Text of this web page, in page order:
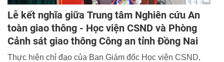
Lễ kết nghĩa giữa Trung tâm Nghiên cứu An
toàn giao thông - Học viện CSND và Phòng
Cảnh sát giao thông Công an tỉnh Đồng Nai
Thực hiện chỉ đạo của Ban Giám đốc Học viện CSND,